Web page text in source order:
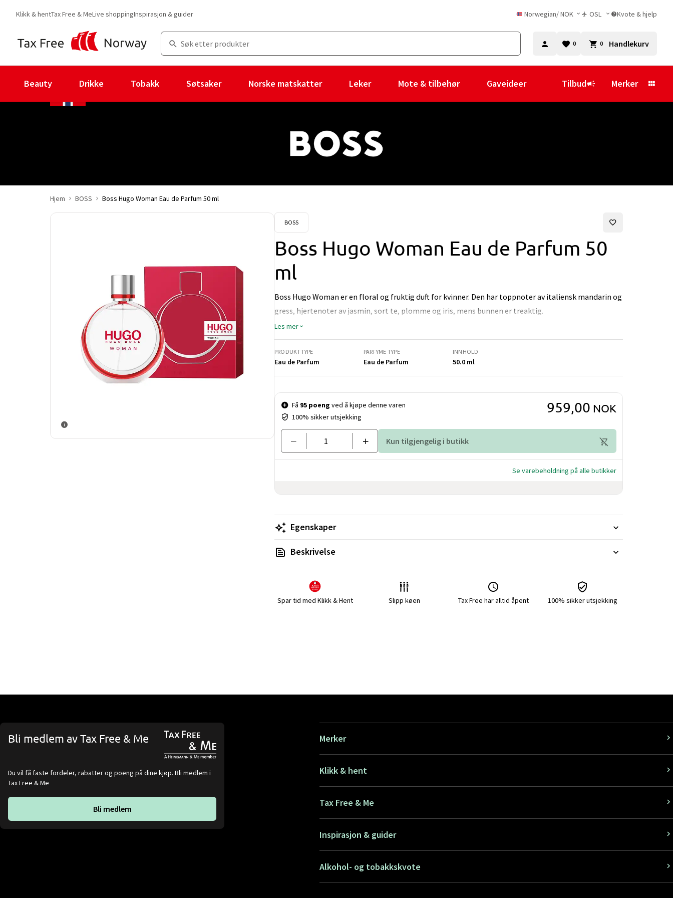
Klikk & hentTax Free & MeLive shoppingInspirasjon & guider Norwegian/NOK OSL Kvote & hjelp
0 0 Handlekurv
Beauty Drikke Tobakk Søtsaker Norske matskatter Leker Mote & tilbehør Gaveideer Tilbud Merker
Hjem BOSS Boss Hugo Woman Eau de Parfum 50 ml
BOSS
Boss Hugo Woman Eau de Parfum 50
ml
Boss Hugo Woman er en floral og fruktig duft for kvinner. Den har toppnoter av italiensk mandarin og
gress, hjertenoter av jasmin, sort te, plomme og iris, mens bunnen er treaktig.
Les mer
PRODUKTTYPE
Eau de Parfum
PARFYME TYPE
Eau de Parfum
INNHOLD
50.0 ml
Pris og mengde
Få 95 poeng ved å kjøpe denne varen
100% sikker utsjekking
959,00 NOK
Kun tilgjengelig i butikk
Se varebeholdning på alle butikker
Egenskaper
Beskrivelse
Spar tid med Klikk & Hent Slipp køen Tax Free har alltid åpent 100% sikker utsjekking
Bli medlem av Tax Free & Me
Du vil få faste fordeler, rabatter og poeng på dine kjøp. Bli medlem i
Tax Free & Me
Bli medlem
Merker
Klikk & hent
Tax Free & Me
Inspirasjon & guider
Alkohol- og tobakkskvote